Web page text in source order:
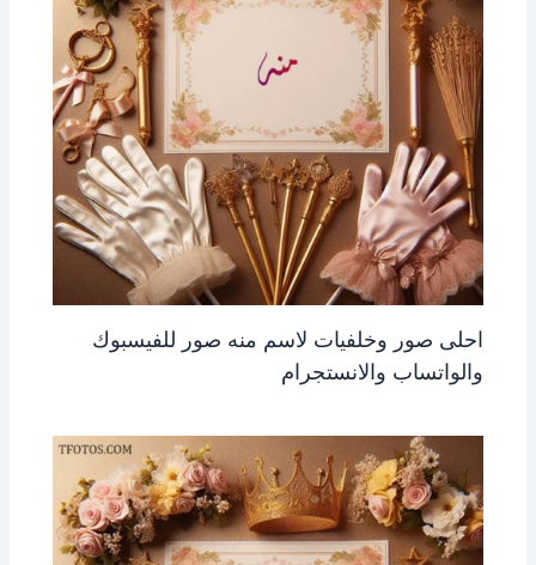
احلى صور وخلفيات لاسم منه صور للفيسبوك
والواتساب والانستجرام